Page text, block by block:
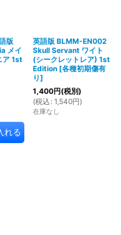
版
メイ
ア 1st
れる
英語版 BLMM-EN002
Skull Servant ワイト
(シークレットレア) 1st
Edition [各種初期傷有
り]
1,400円(税別)
(税込 : 1,540円)
在庫なし